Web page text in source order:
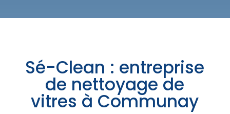
Sé-Clean : entreprise
de nettoyage de
vitres à Communay